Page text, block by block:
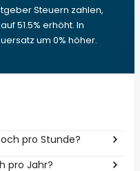
Steuern zahlen,
51.5% erhöht. In
um 0% höher.
pro Stunde?
pro Jahr?